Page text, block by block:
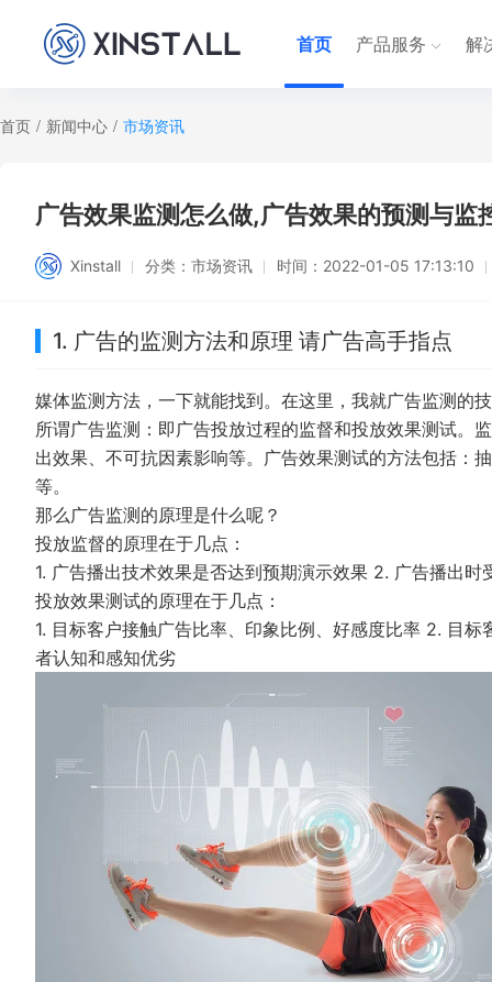
首页 产品服务 解
首页 / 新闻中心 / 市场资讯
广告效果监测怎么做,广告效果的预测与监
Xinstall 分类： 市场资讯 时间： 2022-01-05 17:13:10
1. 广告的监测方法和原理 请广告高手指点
媒体监测方法，一下就能找到。在这里，我就广告监测的
所谓广告监测：即广告投放过程的监督和投放效果测试。
出效果、不可抗因素影响等。广告效果测试的方法包括：
等。
那么广告监测的原理是什么呢？
投放监督的原理在于几点：
1. 广告播出技术效果是否达到预期演示效果 2. 广告播出
投放效果测试的原理在于几点：
1. 目标客户接触广告比率、印象比例、好感度比率 2. 目
者认知和感知优劣